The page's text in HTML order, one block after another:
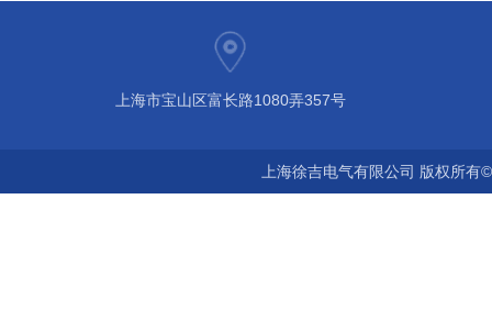
上海市宝山区富长路1080弄357号
上海徐吉电气有限公司 版权所